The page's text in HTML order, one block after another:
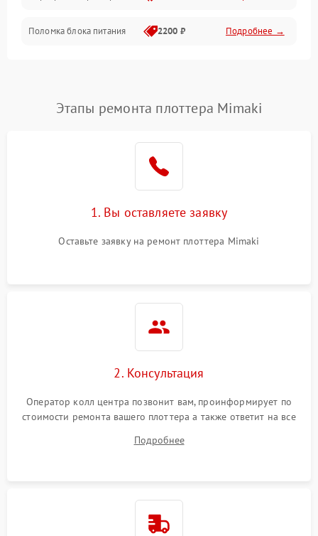
Интерфейсы
Поломка блока питания 2200 ₽ Подробнее →
Этапы ремонта плоттера Mimaki
1. Вы оставляете заявку
Оставьте заявку на ремонт плоттера Mimaki
2. Консультация
Оператор колл центра позвонит вам, проинформирует по
стоимости ремонта вашего плоттера а также ответит на все
Подробнее